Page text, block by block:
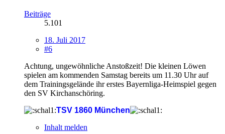
Beiträge
5.101
18. Juli 2017
#6
Achtung, ungewöhnliche Anstoßzeit! Die kleinen Löwen
spielen am kommenden Samstag bereits um 11.30 Uhr auf
dem Trainingsgelände ihr erstes Bayernliga-Heimspiel gegen
den SV Kirchanschöring.
TSV 1860 München
Inhalt melden